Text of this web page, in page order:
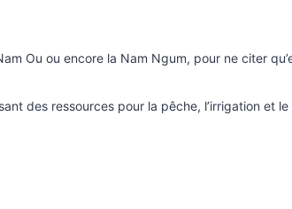
Ou ou encore la Nam Ngum, pour ne citer
des ressources pour la pêche, l’irrigation et le